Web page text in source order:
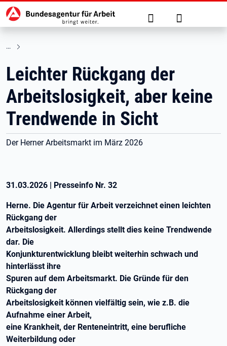
zu den Hauptinhalten springen
Hauptnavigation Suche Anmelden
Leichter Rückgang der
Arbeitslosigkeit, aber keine
Trendwende in Sicht
Der Herner Arbeitsmarkt im März 2026
31.03.2026 | Presseinfo Nr. 32
Herne. Die Agentur für Arbeit verzeichnet einen leichten
Rückgang der
Arbeitslosigkeit. Allerdings stellt dies keine Trendwende
dar. Die
Konjunkturentwicklung bleibt weiterhin schwach und
hinterlässt ihre
Spuren auf dem Arbeitsmarkt. Die Gründe für den
Rückgang der
Arbeitslosigkeit können vielfältig sein, wie z.B. die
Aufnahme einer Arbeit,
eine Krankheit, der Renteneintritt, eine berufliche
Weiterbildung oder